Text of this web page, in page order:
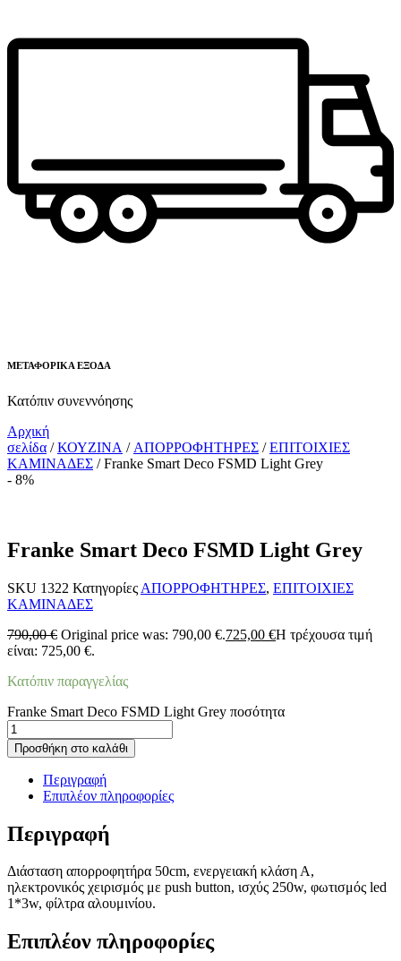
ΜΕΤΑΦΟΡΙΚΑ ΕΞΟΔΑ
Κατόπιν συνεννόησης
Αρχική
σελίδα /ΚΟΥΖΙΝΑ / ΑΠΟΡΡΟΦΗΤΗΡΕΣ /ΕΠΙΤΟΙΧΙΕΣ
ΚΑΜΙΝΑΔΕΣ / Franke Smart Deco FSMD Light Grey
- 8%
Franke Smart Deco FSMD Light Grey
SKU 1322 Κατηγορίες ΑΠΟΡΡΟΦΗΤΗΡΕΣ, ΕΠΙΤΟΙΧΙΕΣ
ΚΑΜΙΝΑΔΕΣ
790,00€ Original price was: 790,00 €.725,00 €Η τρέχουσα τιμή
είναι: 725,00 €.
Κατόπιν παραγγελίας
Franke Smart Deco FSMD Light Grey ποσότητα
Προσθήκη στο καλάθι
Περιγραφή
Επιπλέον πληροφορίες
Περιγραφή
Διάσταση απορροφητήρα 50cm, ενεργειακή κλάση Α,
ηλεκτρονικός χειρισμός με push button, ισχύς 250w, φωτισμός led
1*3w, φίλτρα αλουμινίου.
Επιπλέον πληροφορίες